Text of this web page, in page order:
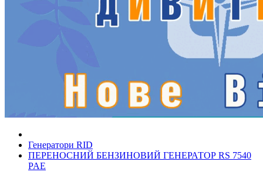
Генератори RID
ПЕРЕНОСНИЙ БЕНЗИНОВИЙ ГЕНЕРАТОР RS 7540
PAE